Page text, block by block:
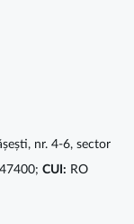
nr. 4-6, sector
CUI: RO